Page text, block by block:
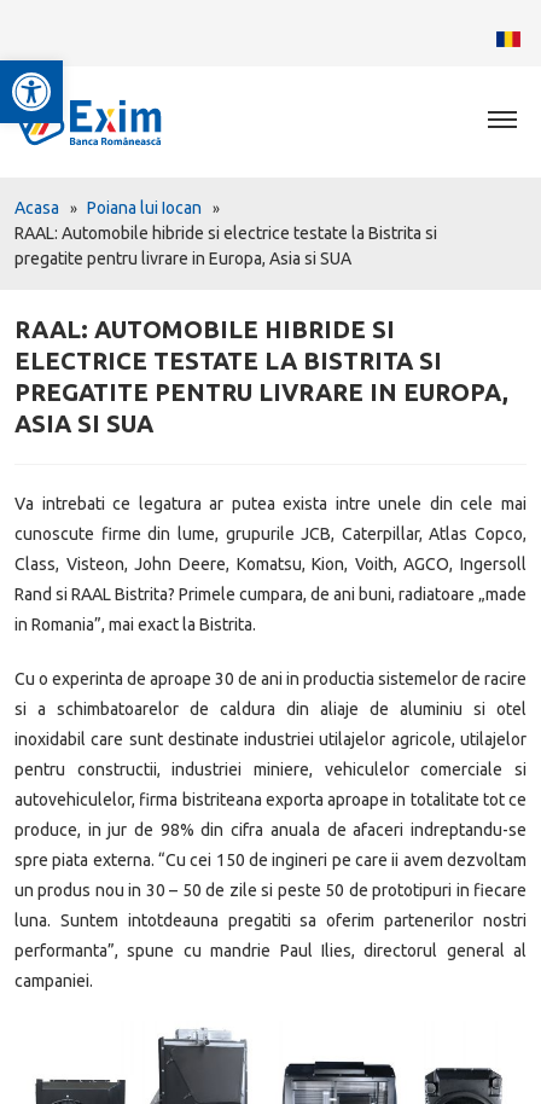
Deschide bara de unelte
Acasa
Poiana lui Iocan
RAAL: Automobile hibride si electrice testate la Bistrita si
pregatite pentru livrare in Europa, Asia si SUA
RAAL: AUTOMOBILE HIBRIDE SI
ELECTRICE TESTATE LA BISTRITA SI
PREGATITE PENTRU LIVRARE IN EUROPA,
ASIA SI SUA
Va intrebati ce legatura ar putea exista intre unele din cele mai
cunoscute firme din lume, grupurile JCB, Caterpillar, Atlas Copco,
Class, Visteon, John Deere, Komatsu, Kion, Voith, AGCO, Ingersoll
Rand si RAAL Bistrita? Primele cumpara, de ani buni, radiatoare „made
in Romania”, mai exact la Bistrita.
Cu o experinta de aproape 30 de ani in productia sistemelor de racire
si a schimbatoarelor de caldura din aliaje de aluminiu si otel
inoxidabil care sunt destinate industriei utilajelor agricole, utilajelor
pentru constructii, industriei miniere, vehiculelor comerciale si
autovehiculelor, firma bistriteana exporta aproape in totalitate tot ce
produce, in jur de 98% din cifra anuala de afaceri indreptandu-se
spre piata externa. “Cu cei 150 de ingineri pe care ii avem dezvoltam
un produs nou in 30 – 50 de zile si peste 50 de prototipuri in fiecare
luna. Suntem intotdeauna pregatiti sa oferim partenerilor nostri
performanta”, spune cu mandrie Paul Ilies, directorul general al
campaniei.